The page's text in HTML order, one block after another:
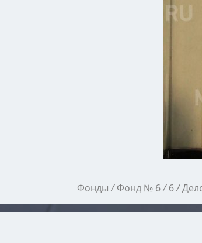
Фонды / Фонд № 6/ 6/